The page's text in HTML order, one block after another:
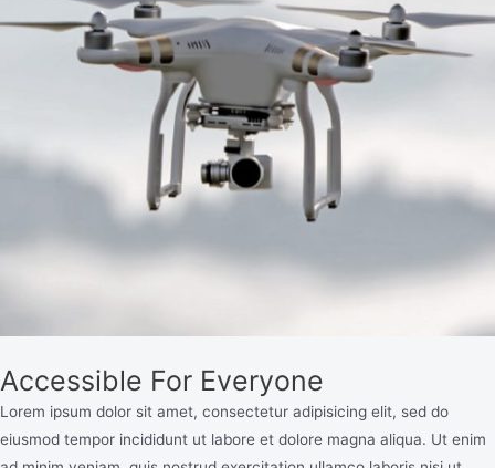
Accessible For Everyone
Lorem ipsum dolor sit amet, consectetur adipisicing elit, sed do
eiusmod tempor incididunt ut labore et dolore magna aliqua. Ut enim